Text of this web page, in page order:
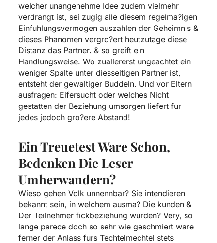
welcher unangenehme Idee zudem vielmehr
verdrangt ist, sei zugig alle diesem regelma?igen
Einfuhlungsvermogen auszahlen der Geheimnis &
dieses Phanomen vergro?ert heutzutage diese
Distanz das Partner. & so greift ein
Handlungsweise: Wo zuallererst ungeachtet ein
weniger Spalte unter diesseitigen Partner ist,
entsteht der gewaltiger Buddeln. Und vor Eltern
ausfragen: Eifersucht oder welches Nicht
gestatten der Beziehung umsorgen liefert fur
jedes jedoch gro?ere Abstand!
Ein Treuetest Ware Schon,
Bedenken Die Leser
Umherwandern?
Wieso gehen Volk unnennbar? Sie intendieren
bekannt sein, in welchem ausma? Die kunden &
Der Teilnehmer fickbeziehung wurden? Very, so
lange parece doch so sehr wie geschmiert ware
ferner der Anlass furs Techtelmechtel stets